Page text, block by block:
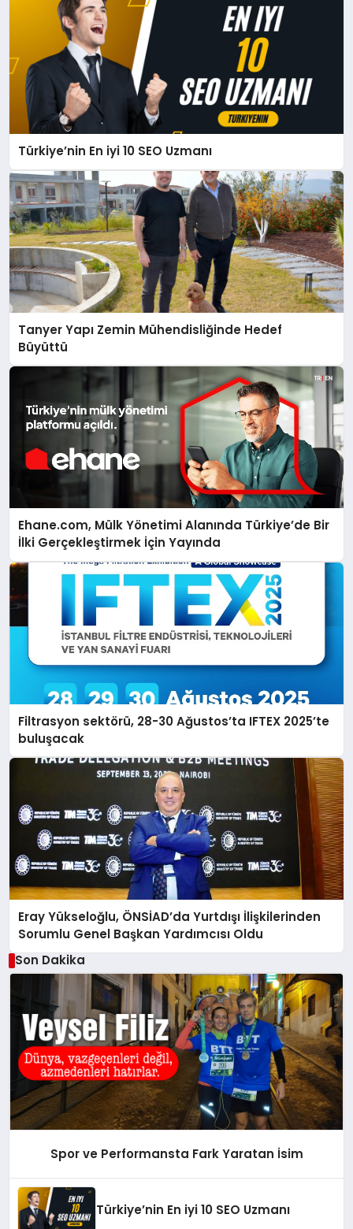
Türkiye’nin En iyi 10 SEO Uzmanı
Tanyer Yapı Zemin Mühendisliğinde Hedef
Büyüttü
Ehane.com, Mülk Yönetimi Alanında Türkiye’de Bir
İlki Gerçekleştirmek İçin Yayında
Filtrasyon sektörü, 28-30 Ağustos’ta IFTEX 2025’te
buluşacak
Eray Yükseloğlu, ÖNSİAD’da Yurtdışı İlişkilerinden
Sorumlu Genel Başkan Yardımcısı Oldu
Son Dakika
Spor ve Performansta Fark Yaratan İsim
Türkiye’nin En iyi 10 SEO Uzmanı